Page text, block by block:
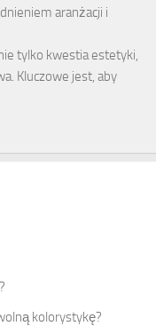
aranżacji i
tylko kwestia estetyki,
Kluczowe jest, aby
kolorystykę?